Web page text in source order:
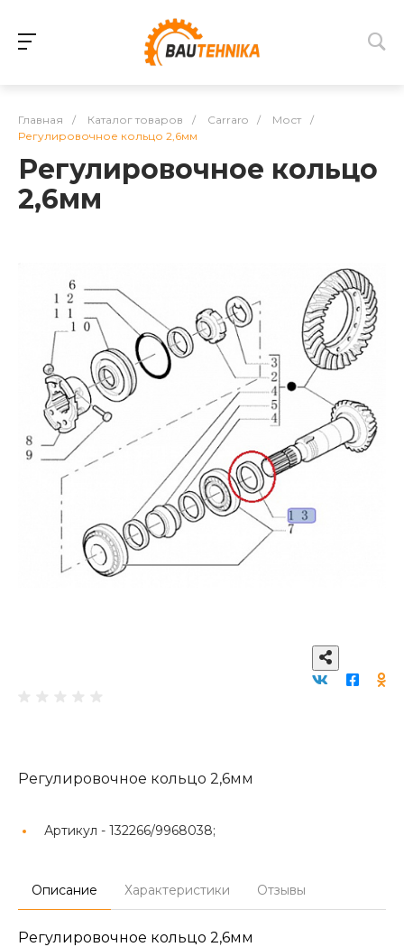
Главная / Каталог товаров / Carraro / Мост
/
Регулировочное кольцо 2,6мм
Регулировочное кольцо
2,6мм
Регулировочное кольцо 2,6мм
Артикул - 132266/9968038;
Описание Характеристики Отзывы
Регулировочное кольцо 2,6мм